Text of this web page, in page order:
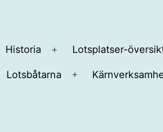
Historia
Öppna
meny
Lotsplatser-
Lotsbåtarna
Öppna